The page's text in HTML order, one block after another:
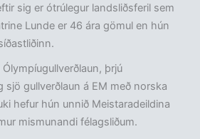
sig er ótrúlegur landsliðsferil sem
Lunde er 46 ára gömul en hún
þrjú
sjö gullverðlaun á EM með norska
hefur hún unnið Meistaradeildina
mismunandi félagsliðum.